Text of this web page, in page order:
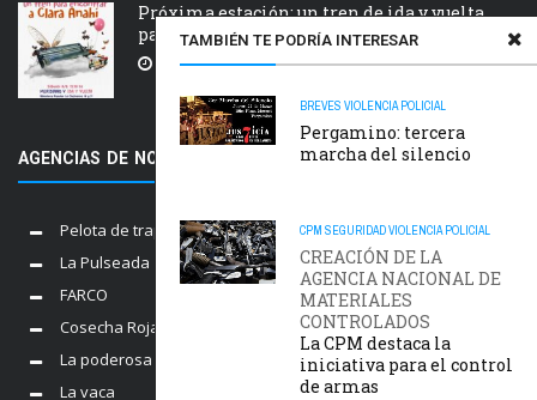
TAMBIÉN TE PODRÍA INTERESAR
BREVES VIOLENCIA POLICIAL
Pergamino: tercera
marcha del silencio
CPM SEGURIDADVIOLENCIA POLICIAL
CREACIÓN DE LA
AGENCIA NACIONAL DE
MATERIALES
CONTROLADOS
La CPM destaca la
iniciativa para el control
de armas
Próxima estación: un tren de ida y vuelta
para Clara Anahí
5 AGOSTO, 2026
AGENCIAS DE NOTICIAS AMIGAS
Pelota de trapo
La Pulseada
FARCO
Cosecha Roja
La poderosa
La vaca